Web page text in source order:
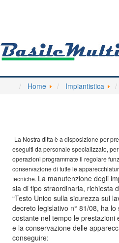
Home Impiantistica
La Nostra ditta è a disposizione per
eseguiti da personale specializzato,
operazioni programmate il regolare
conservazione di tutte le
tecniche. La manutenzione degli
sia di tipo straordinaria, richiesta
“Testo Unico sulla sicurezza sul
decreto legislativo n° 81/08, ha
costante nel tempo le prestazioni
e la conservazione delle
conseguire: